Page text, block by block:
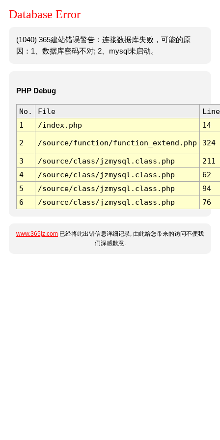
Database Error
(1040) 365建站错误警告：连接数据库失败，可能的原
因：1、数据库密码不对; 2、mysql未启动。
PHP Debug
No. File
Line
1
/index.php 14
2 /source/function/function_extend.php 324
3 /source/class/jzmysql.class.php
211
4
/source/class/jzmysql.class.php
62
5
/source/class/jzmysql.class.php
94
6
/source/class/jzmysql.class.php 76
www.365jz.com 已经将此出错信息详细记录, 由此给您带来的访问不便我
们深感歉意.